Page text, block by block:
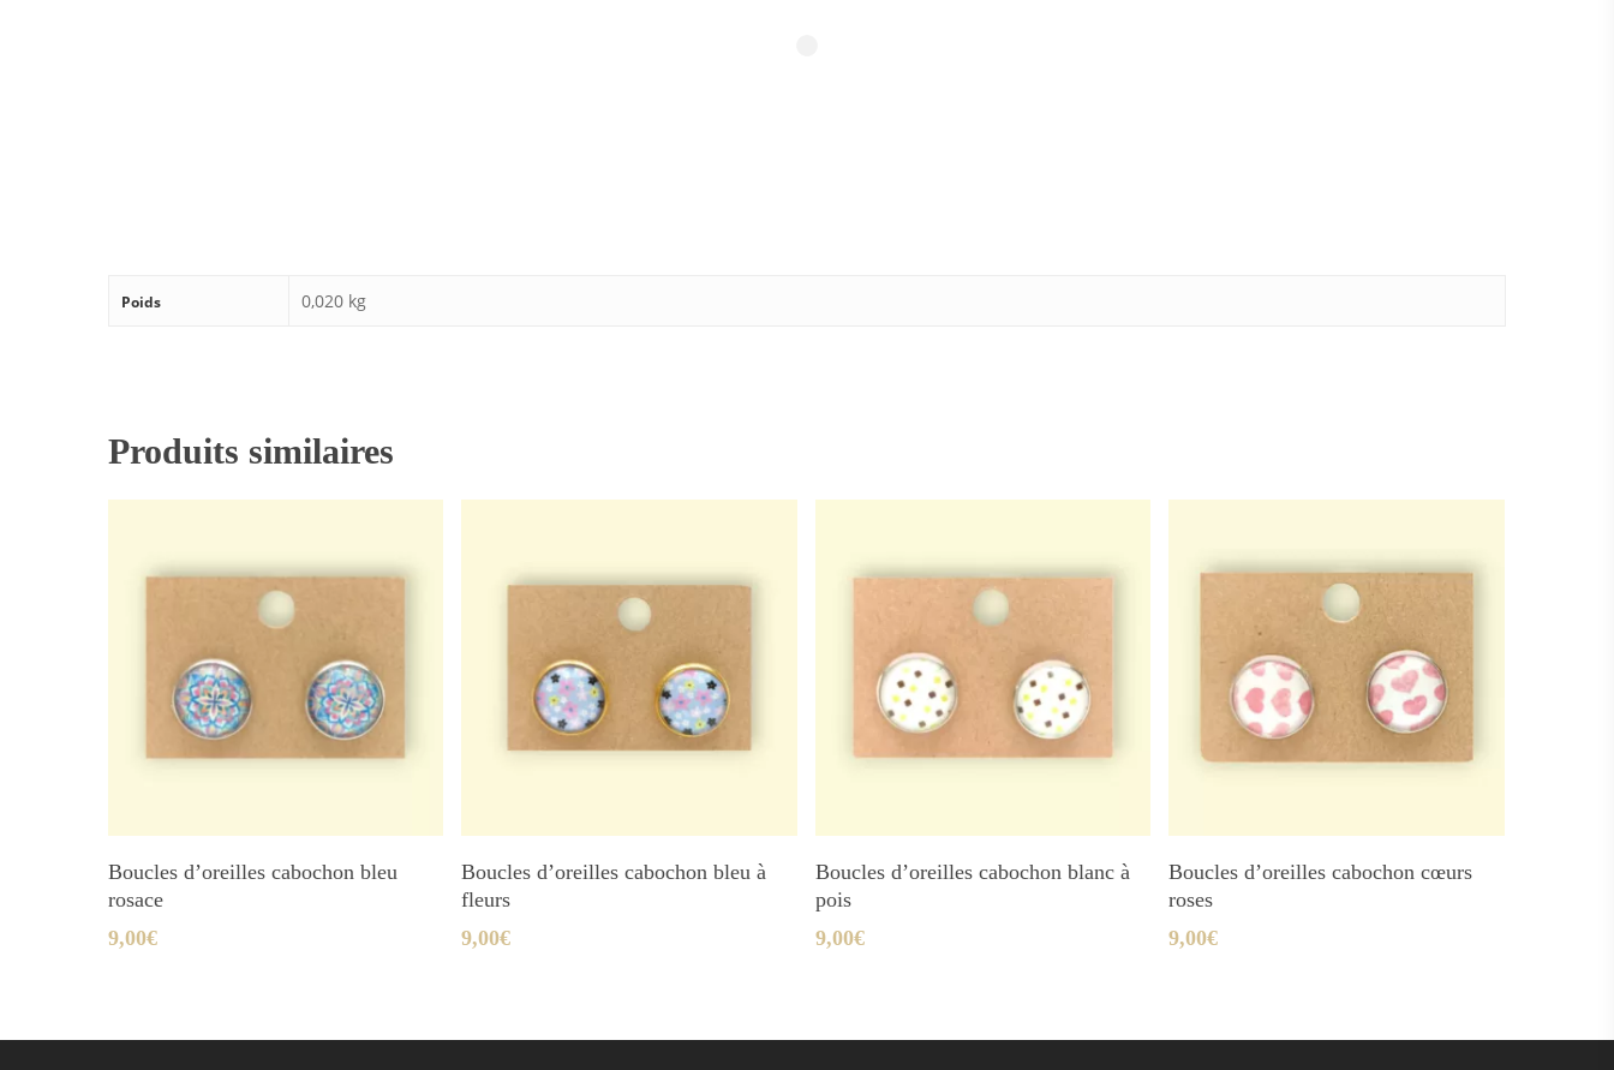
Poids 0,020 kg
Produits similaires
Ajouter Au Panier
Boucles d’oreilles cabochon bleu
rosace
9,00€
Ajouter Au Panier
Boucles d’oreilles cabochon bleu à
fleurs
9,00€
Ajouter Au Panier
Boucles d’oreilles cabochon blanc à
pois
9,00€
Ajouter Au Panier
Boucles d’oreilles cabochon cœurs
roses
9,00€